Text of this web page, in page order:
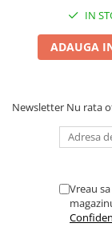
IN
ADAUGA
Newsletter Nu rata
Vreau